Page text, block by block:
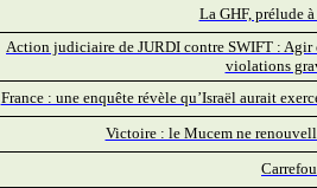
La GHF, prélude
Action judiciaire de JURDI contre SWIFT : Agir
violations
France : une enquête révèle qu’Israël aurait
Victoire : le Mucem ne